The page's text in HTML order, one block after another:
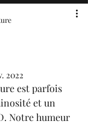
2022
est parfois
et un
Notre humeur